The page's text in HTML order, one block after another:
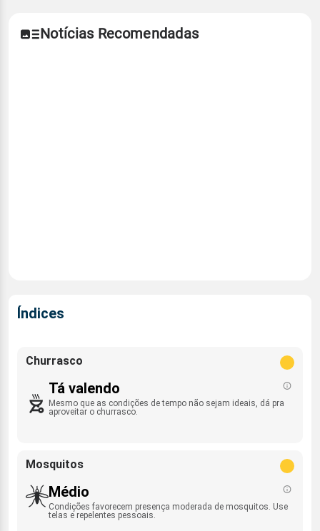
Notícias Recomendadas
Índices
Churrasco
Tá valendo
Mesmo que as condições de tempo não sejam ideais, dá pra
aproveitar o churrasco.
Mosquitos
Médio
Condições favorecem presença moderada de mosquitos. Use
telas e repelentes pessoais.